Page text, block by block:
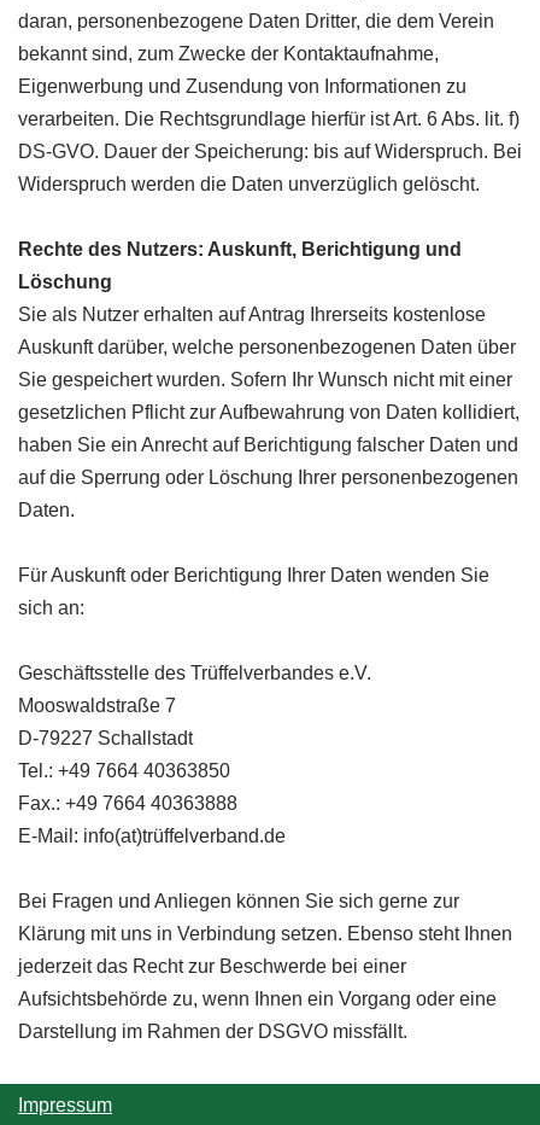
daran, personenbezogene Daten Dritter, die dem Verein
bekannt sind, zum Zwecke der Kontaktaufnahme,
Eigenwerbung und Zusendung von Informationen zu
verarbeiten. Die Rechtsgrundlage hierfür ist Art. 6 Abs. lit. f)
DS-GVO. Dauer der Speicherung: bis auf Widerspruch. Bei
Widerspruch werden die Daten unverzüglich gelöscht.
Rechte des Nutzers: Auskunft, Berichtigung und
Löschung
Sie als Nutzer erhalten auf Antrag Ihrerseits kostenlose
Auskunft darüber, welche personenbezogenen Daten über
Sie gespeichert wurden. Sofern Ihr Wunsch nicht mit einer
gesetzlichen Pflicht zur Aufbewahrung von Daten kollidiert,
haben Sie ein Anrecht auf Berichtigung falscher Daten und
auf die Sperrung oder Löschung Ihrer personenbezogenen
Daten.
Für Auskunft oder Berichtigung Ihrer Daten wenden Sie
sich an:
Geschäftsstelle des Trüffelverbandes e.V.
Mooswaldstraße 7
D-79227 Schallstadt
Tel.: +49 7664 40363850
Fax.: +49 7664 40363888
E-Mail: info(at)trüffelverband.de
Bei Fragen und Anliegen können Sie sich gerne zur
Klärung mit uns in Verbindung setzen. Ebenso steht Ihnen
jederzeit das Recht zur Beschwerde bei einer
Aufsichtsbehörde zu, wenn Ihnen ein Vorgang oder eine
Darstellung im Rahmen der DSGVO missfällt.
Impressum